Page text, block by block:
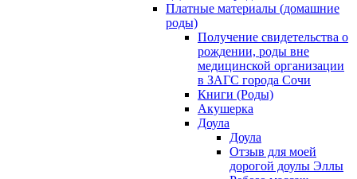
Платные материалы (домашние
роды)
Получение свидетельства о
рождении, роды вне
медицинской организации
в ЗАГС города Сочи
Книги (Роды)
Акушерка
Доула
Доула
Отзыв для моей
дорогой доулы Эллы